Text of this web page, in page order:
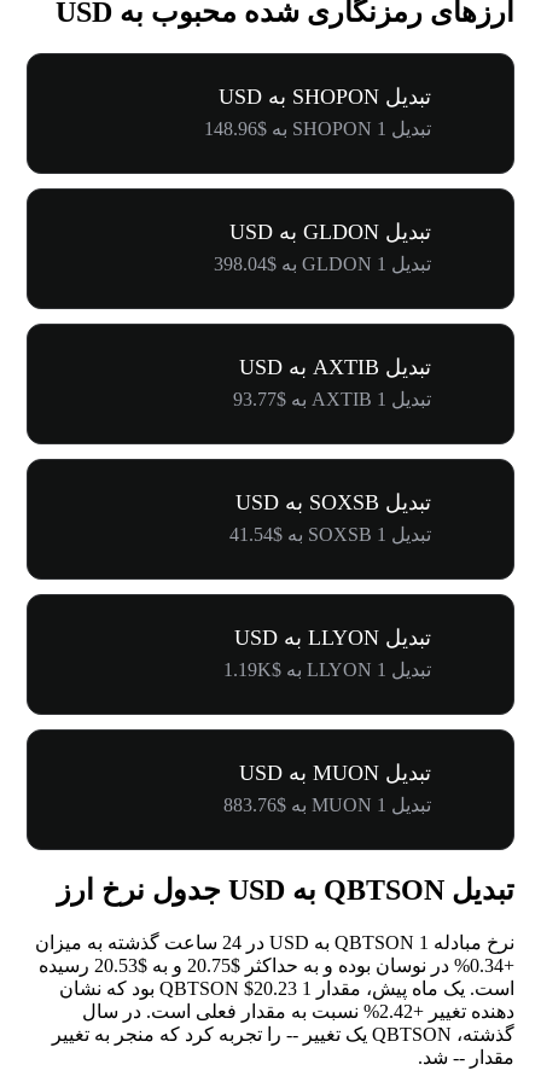
ارزهای رمزنگاری شده محبوب به USD
تبدیل SHOPON به USD
تبدیل 1 SHOPON به $148.96
تبدیل GLDON به USD
تبدیل 1 GLDON به $398.04
تبدیل AXTIB به USD
تبدیل 1 AXTIB به $93.77
تبدیل SOXSB به USD
تبدیل 1 SOXSB به $41.54
تبدیل LLYON به USD
تبدیل 1 LLYON به $1.19K
تبدیل MUON به USD
تبدیل 1 MUON به $883.76
تبدیل QBTSON به USD جدول نرخ ارز
نرخ مبادله 1 QBTSON به USD در 24 ساعت گذشته به میزان
+0.34%
در نوسان بوده و به حداکثر $20.75 و به $20.53 رسیده
است. یک ماه پیش، مقدار 1 QBTSON $20.23 بود که نشان
دهنده تغییر +2.42%
نسبت به مقدار فعلی است. در سال
گذشته، QBTSON یک تغییر
-- را تجربه کرد که منجر به تغییر
مقدار -- شد.